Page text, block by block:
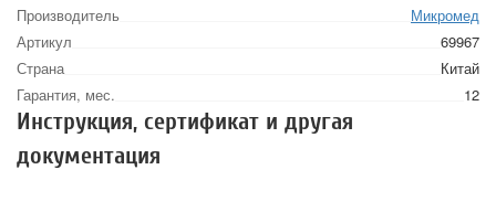
Производитель
Микромед
Артикул
69967
Страна
Китай
Гарантия, мес.
12
Инструкция, сертификат и другая
документация